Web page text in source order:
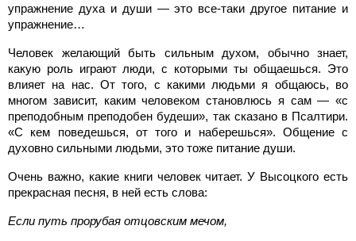
упражнение духа и души — это все-таки другое питание и
упражнение…
Человек желающий быть сильным духом, обычно знает,
какую роль играют люди, с которыми ты общаешься. Это
влияет на нас. От того, с какими людьми я общаюсь, во
многом зависит, каким человеком становлюсь я сам — «с
преподобным преподобен будеши», так сказано в Псалтири.
«С кем поведешься, от того и наберешься». Общение с
духовно сильными людьми, это тоже питание души.
Очень важно, какие книги человек читает. У Высоцкого есть
прекрасная песня, в ней есть слова:
Если путь прорубая отцовским мечом,